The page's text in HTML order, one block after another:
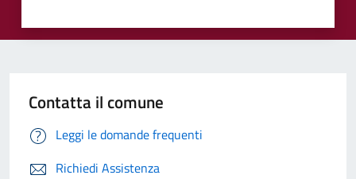
Contatta il comune
Leggi le domande frequenti
Richiedi Assistenza